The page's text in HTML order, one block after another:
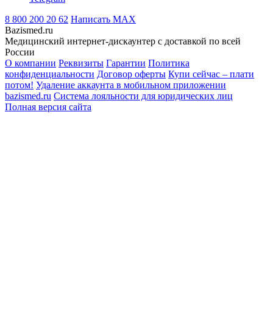
8 800 200 20 62 Написать MAX
Bazismed.ru
Медицинский интернет-дискаунтер с доставкой по всей
России
О компании Реквизиты Гарантии Политика
конфиденциальности Договор оферты Купи сейчас – плати
потом! Удаление аккаунта в мобильном приложении
bazismed.ru Система лояльности для юридических лиц
Полная версия сайта